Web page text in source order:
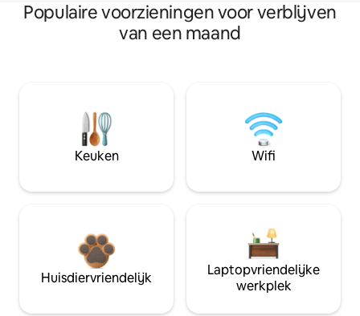
Populaire voorzieningen voor verblijven
van een maand
Keuken Wifi
Huisdiervriendelijk
Laptopvriendelijke
werkplek